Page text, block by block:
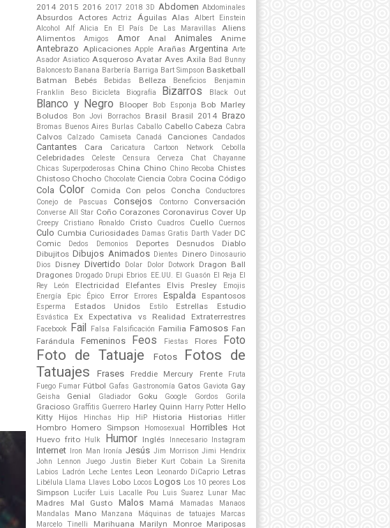
2014 2015 2016 2017 2018 3D Abdomen Abdominales
Absurdos Actores Actriz Águilas Alas
Albert Einstein
Alcohol
Alf Alicia En El País De Las Maravillas
Aliens
Alimentos
Amigos Amor Anal Animales Anime
Antebrazo Aplicaciones Apple Arañas Argentina Arte
Asador Asiatico Asqueroso Avatar Aves Axila Bad Bunny
Baloncesto Banana Barbería Barriga Bart Simpson Basketball
Batman
Bebés Bebidas Belleza Beneficios
Benjamin
Franklin
Beso Bicicleta Biografía Bizarros Black Out
Blanco y Negro Blooper Bob Esponja
Bob Marley
Boludos
Bon Jovi Borrachos Brasil Brasil 2014 Brazo
Bromas Buenos Aires Burlas Caballo Cabello Cabeza Cabra
Calvos Calzado Camiseta Canadá Canciones Candados
Cantantes Cara Caricatura Cartoon Network Cebolla
Celebridades Celeste Censura Cerveza Chat
Chayanne
Chicas Superpoderosas China Chino Chino Recoba Chistes
Chistoso Chocho Chocolate Ciencia Cobra Cocina Código
Cola Color Comida Con pelos Concha
Conductores
Conejo de Pascuas
Consejos Contorno Conversación
Converse All Star Coño Corazones Coronavirus Cover Up
Creepy Cristiano Ronaldo Cristo Cuadros Cuello Cuernos
Culo Cumbia Curiosidades Damas Gratis Darth Vader DC
Comic
Dedos Demonios Deportes Desnudos
Diablo
Dibujitos Dibujos Animados Dientes Dinero Dinosaurio
Dios
Disney Divertido Dolar Dolor Dotwork
Dragon Ball
Dragones Drogado Drupi Ebrios EE.UU. El Guasón El Reja El
Rey León
Electricidad Elefantes Elvis Presley
Emojis
Energía
Epic Épico Error Errores Espalda Espantosos
Esperma Estados Unidos Estilo Estrellas Estudio
Esvástica Ex Expectativa vs Realidad Extraterrestres
Facebook Fail Falsa Falsificación Familia Famosos Fan
Farándula
Femeninos Feos Fiestas Flores Foto
Foto de Tatuaje Fotos
Fotos de
Tatuajes
Frases Freddie Mercury Frente
Fruta
Fuego Fumar Fútbol Gafas Gastronomía Gatos Gaviota Gay
Geisha Genial Gladiador Goku Google Gordos Gorila
Gracioso Graffitis Guerrero Harley Quinn Harry Potter Hello
Kitty
Hijos Hinchas Hip HiP Historia Historias Hitler
Hombro Homero Simpson Homosexual Horribles Hot
Huevo frito Hulk Humor Inglés Innecesario Instagram
Internet Iron Man Ironía Jesús Jim Morrison Jimi Hendrix
John Lennon
Juego Justin Bieber Kurt Cobain
La Sirenita
Labios Ladrón Leche Lentes Leon Leonardo DiCaprio Letras
Libélula Llama Llaves Lobo Locos Logos Los 10 peores Los
Simpson
Lucifer Luis Lacalle Pou Luis Suarez Lunar Mac
Madres Mal Gusto Malos Mamá Mamadas
Manaos
Mandalas
Mano Manzana Máquinas de tatuajes
Marcas
Marcelo Tinelli
Marihuana Marilyn Monroe Mariposas